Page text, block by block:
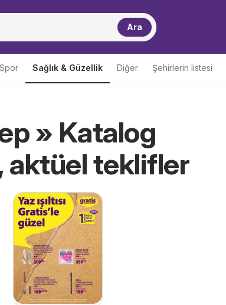
Ara
Sağlık & Güzellik Diğer Şehirlerin listesi
» Katalog
aktüel teklifler